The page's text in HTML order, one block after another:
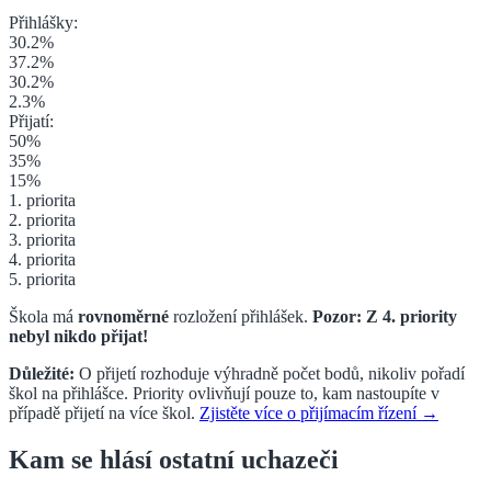
Přihlášky:
30.2%
37.2%
30.2%
2.3%
Přijatí:
50%
35%
15%
1. priorita
2. priorita
3. priorita
4. priorita
5. priorita
Škola má rovnoměrné rozložení přihlášek. Pozor: Z 4. priority
nebyl nikdo přijat!
Důležité: O přijetí rozhoduje výhradně počet bodů, nikoliv pořadí
škol na přihlášce. Priority ovlivňují pouze to, kam nastoupíte v
případě přijetí na více škol. Zjistěte více o přijímacím řízení →
Kam se hlásí ostatní uchazeči